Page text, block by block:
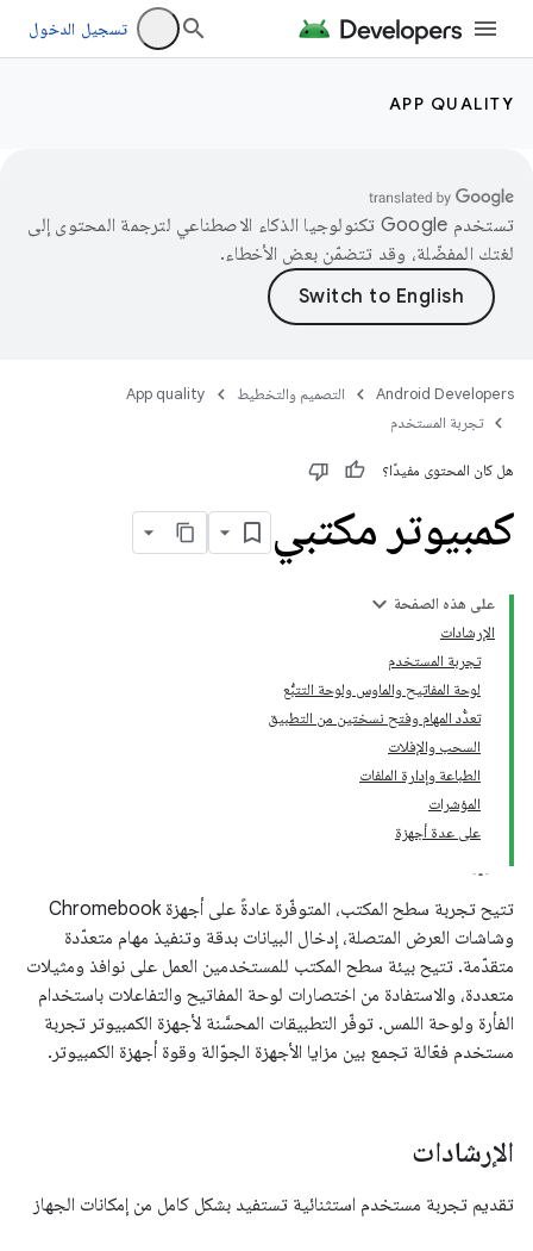
تسجيل الدخول
APP QUALITY
تستخدم Google تكنولوجيا الذكاء الاصطناعي لترجمة المحتوى إلى
لغتك المفضّلة، وقد تتضمّن بعض الأخطاء.
Android Developers التصميم والتخطيط
App quality
تجربة المستخدم
هل كان المحتوى مفيدًا؟
كمبيوتر مكتبي
على هذه الصفحة
الإرشادات
تجربة المستخدم
لوحة المفاتيح والماوس ولوحة التتبُّع
تعدُّد المهام وفتح نسختين من التطبيق
السحب والإفلات
الطباعة وإدارة الملفات
المؤشرات
على عدة أجهزة
تتيح تجربة سطح المكتب، المتوفّرة عادةً على أجهزة Chromebook
وشاشات العرض المتصلة، إدخال البيانات بدقة وتنفيذ مهام متعدّدة
متقدّمة. تتيح بيئة سطح المكتب للمستخدمين العمل على نوافذ ومثيلات
متعددة، والاستفادة من اختصارات لوحة المفاتيح والتفاعلات باستخدام
الفأرة ولوحة اللمس. توفّر التطبيقات المحسَّنة لأجهزة الكمبيوتر تجربة
مستخدم فعّالة تجمع بين مزايا الأجهزة الجوّالة وقوة أجهزة الكمبيوتر.
الإرشادات
تقديم تجربة مستخدم استثنائية تستفيد بشكل كامل من إمكانات الجهاز